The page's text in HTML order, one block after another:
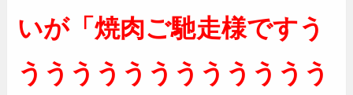
いが「焼肉ご馳走様ですう
うううううううううううう